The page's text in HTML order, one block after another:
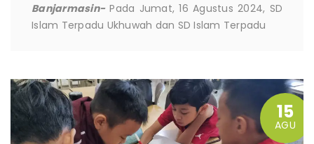
Banjarmasin-Pada Jumat, 16 Agustus 2024, SD
Islam Terpadu Ukhuwah dan SD Islam Terpadu
15
AGU